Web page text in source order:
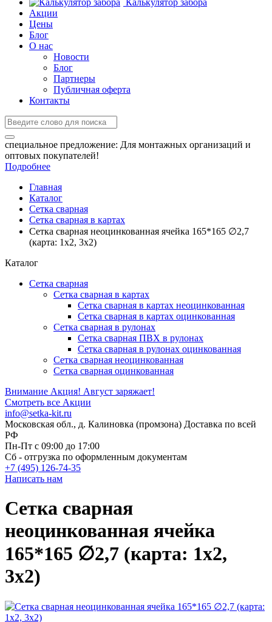
Калькулятор забора
Акции
Цены
Блог
О нас
Новости
Блог
Партнеры
Публичная оферта
Контакты
специальное предложение: Для монтажных организаций и
оптовых покупателей!
Подробнее
Главная
Каталог
Сетка сварная
Сетка сварная в картах
Сетка сварная неоцинкованная ячейка 165*165 ∅2,7
(карта: 1х2, 3х2)
Каталог
Сетка сварная
Сетка сварная в картах
Сетка сварная в картах неоцинкованная
Сетка сварная в картах оцинкованная
Сетка сварная в рулонах
Cетка сварная ПВХ в рулонах
Сетка сварная в рулонах оцинкованная
Сетка сварная неоцинкованная
Сетка сварная оцинкованная
Внимание Акция! Август заряжает!
Смотреть все Акции
info@setka-kit.ru
Московская обл., д. Калиновка (промзона) Доставка по всей
РФ
Пн-Пт с 09:00 до 17:00
Сб - отгрузка по оформленным документам
+7 (495) 126-74-35
Написать нам
Сетка сварная
неоцинкованная ячейка
165*165 ∅2,7 (карта: 1х2,
3х2)